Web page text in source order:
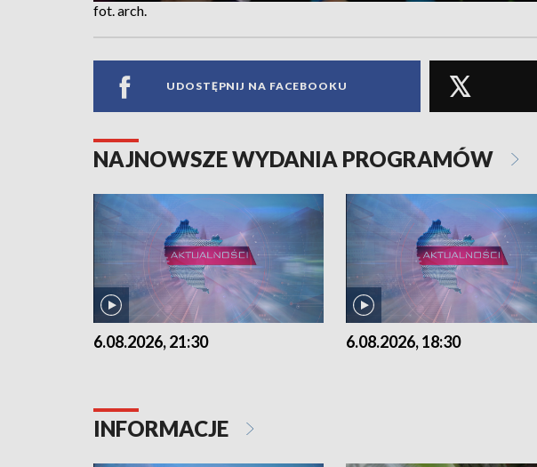
fot. arch.
UDOSTĘPNIJ NA FACEBOOKU
NAJNOWSZE WYDANIA PROGRAMÓW
6.08.2026, 21:30 6.08.2026, 18:30
INFORMACJE